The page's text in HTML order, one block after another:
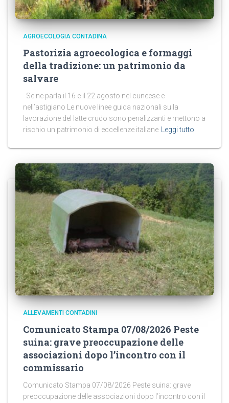
AGROECOLOGIA CONTADINA
Pastorizia agroecologica e formaggi
della tradizione: un patrimonio da
salvare
Se ne parla il 16 e il 22 agosto nel cuneese e
nell’astigiano Le nuove linee guida nazionali sulla
lavorazione del latte crudo sono penalizzanti e mettono a
rischio un patrimonio di eccellenze italiane
Leggi tutto
ALLEVAMENTI CONTADINI
Comunicato Stampa 07/08/2026 Peste
suina: grave preoccupazione delle
associazioni dopo l’incontro con il
commissario
Comunicato Stampa 07/08/2026 Peste suina: grave
preoccupazione delle associazioni dopo l’incontro con il